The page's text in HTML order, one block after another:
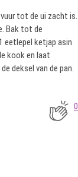
tot de ui zacht is.
Bak tot de
eetlepel ketjap asin
kook en laat
deksel van de pan.
0